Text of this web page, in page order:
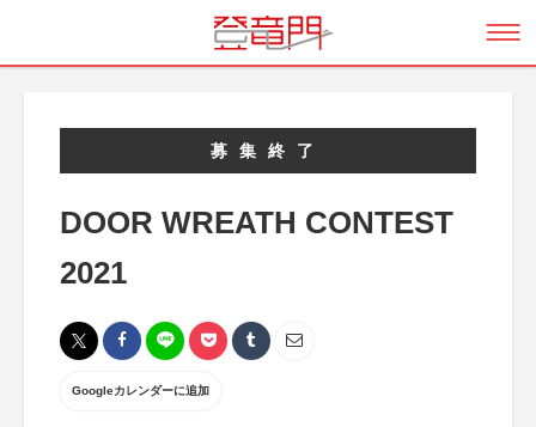
募集終了
DOOR WREATH CONTEST
2021
Googleカレンダーに追加